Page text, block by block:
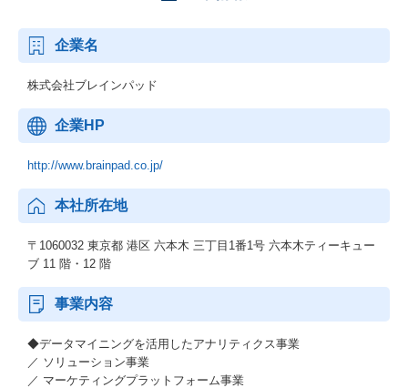
企業名
株式会社ブレインパッド
企業HP
http://www.brainpad.co.jp/
本社所在地
〒1060032 東京都 港区 六本木 三丁目1番1号 六本木ティーキュー
ブ 11 階・12 階
事業内容
◆データマイニングを活用したアナリティクス事業
／ ソリューション事業
／ マーケティングプラットフォーム事業